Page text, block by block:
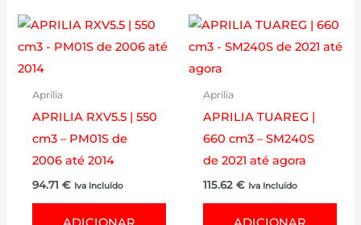
Aprilia
APRILIA RXV5.5 | 550
cm3 – PM01S de
2006 até 2014
94.71 € Iva Incluído
Aprilia
APRILIA TUAREG |
660 cm3 – SM240S
de 2021 até agora
115.62 € Iva Incluído